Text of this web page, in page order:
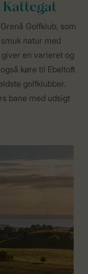
Kattegat
Golfklub, som
natur med
en varieret og
køre til Ebeltoft
golfklubber.
bane med udsigt